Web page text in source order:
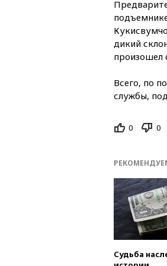
дикий
произошел
Всего, по
службы,
0 0
Судьба